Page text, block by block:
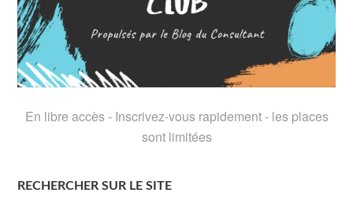
En libre accès - Inscrivez-vous rapidement - les places
sont limitées
RECHERCHER SUR LE SITE